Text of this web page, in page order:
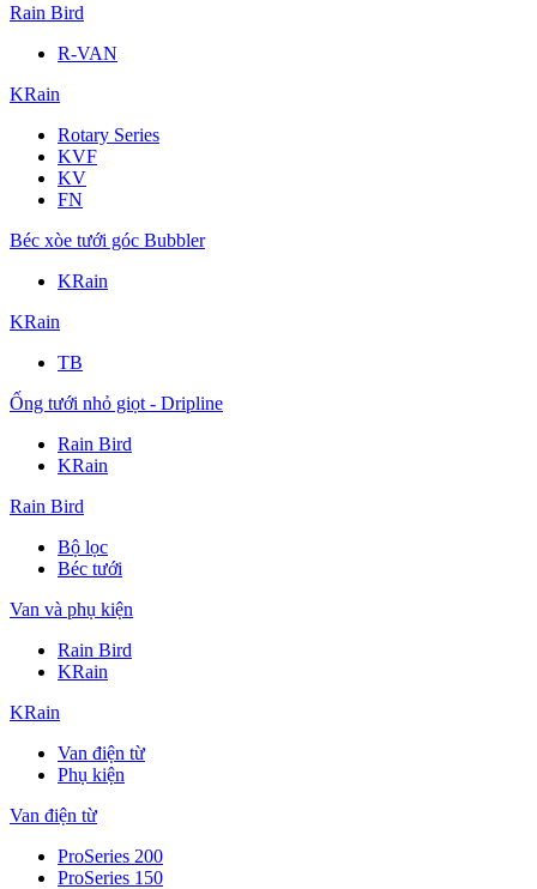
Rain Bird
R-VAN
KRain
Rotary Series
KVF
KV
FN
Béc xòe tưới góc Bubbler
KRain
KRain
TB
Ống tưới nhỏ giọt - Dripline
Rain Bird
KRain
Rain Bird
Bộ lọc
Béc tưới
Van và phụ kiện
Rain Bird
KRain
KRain
Van điện từ
Phụ kiện
Van điện từ
ProSeries 200
ProSeries 150